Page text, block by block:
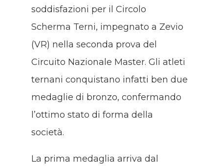
soddisfazioni per il Circolo
Scherma Terni, impegnato a Zevio
(VR) nella seconda prova del
Circuito Nazionale Master. Gli atleti
ternani conquistano infatti ben due
medaglie di bronzo, confermando
l’ottimo stato di forma della
società.
La prima medaglia arriva dal